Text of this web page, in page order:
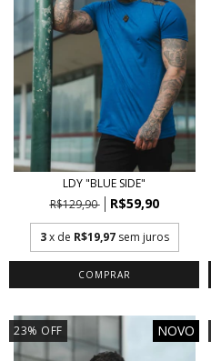
LDY "BLUE SIDE"
R$129,90
R$59,90
3 x de R$19,97 sem juros
COMPRAR
23% OFF NOVO